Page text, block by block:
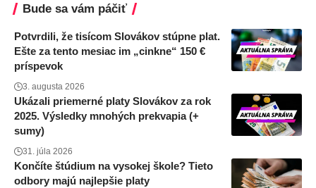
Bude sa vám páčiť
Potvrdili, že tisícom Slovákov stúpne plat.
Ešte za tento mesiac im „cinkne“ 150 €
príspevok
3. augusta 2026
Ukázali priemerné platy Slovákov za rok
2025. Výsledky mnohých prekvapia (+
sumy)
31. júla 2026
Končíte štúdium na vysokej škole? Tieto
odbory majú najlepšie platy